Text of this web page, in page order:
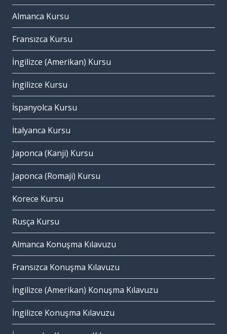
Almanca Kursu
Fransızca Kursu
İngilizce (Amerikan) Kursu
İngilizce Kursu
İspanyolca Kursu
İtalyanca Kursu
Japonca (Kanji) Kursu
Japonca (Romaji) Kursu
Korece Kursu
Rusça Kursu
Almanca Konuşma Kılavuzu
Fransızca Konuşma Kılavuzu
İngilizce (Amerikan) Konuşma Kılavuzu
İngilizce Konuşma Kılavuzu